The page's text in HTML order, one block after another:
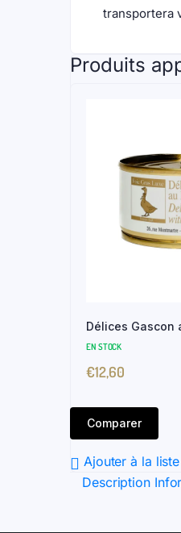
transportera
Produits
Délices Gascon
EN STOCK
€12,60
Comparer
Ajouter à la
Description